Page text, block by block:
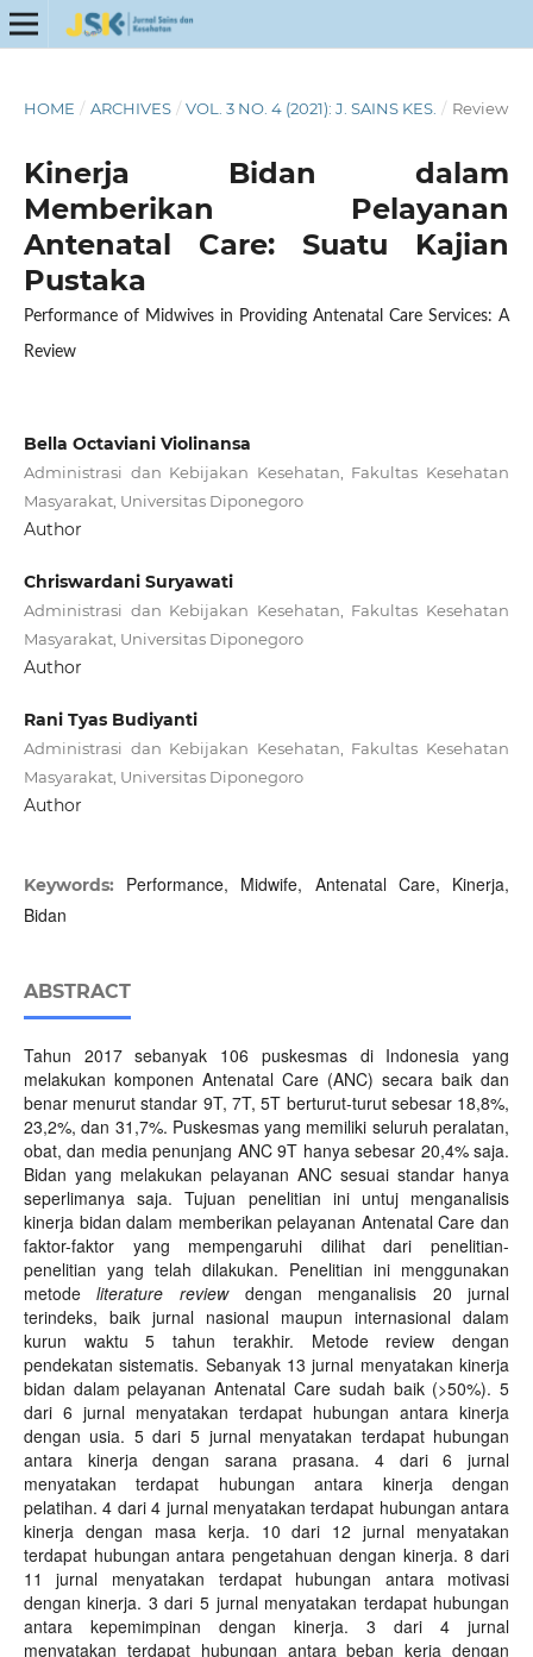
HOME / ARCHIVES / VOL. 3 NO. 4 (2021): J. SAINS KES. / Review
Kinerja Bidan dalam
Memberikan Pelayanan
Antenatal Care: Suatu Kajian
Pustaka
Performance of Midwives in Providing Antenatal Care Services: A
Review
Bella Octaviani Violinansa
Administrasi dan Kebijakan Kesehatan, Fakultas Kesehatan
Masyarakat, Universitas Diponegoro
Author
Chriswardani Suryawati
Administrasi dan Kebijakan Kesehatan, Fakultas Kesehatan
Masyarakat, Universitas Diponegoro
Author
Rani Tyas Budiyanti
Administrasi dan Kebijakan Kesehatan, Fakultas Kesehatan
Masyarakat, Universitas Diponegoro
Author
Keywords: Performance, Midwife, Antenatal Care, Kinerja,
Bidan
ABSTRACT
Tahun 2017 sebanyak 106 puskesmas di Indonesia yang
melakukan komponen Antenatal Care (ANC) secara baik dan
benar menurut standar 9T, 7T, 5T berturut-turut sebesar 18,8%,
23,2%, dan 31,7%. Puskesmas yang memiliki seluruh peralatan,
obat, dan media penunjang ANC 9T hanya sebesar 20,4% saja.
Bidan yang melakukan pelayanan ANC sesuai standar hanya
seperlimanya saja. Tujuan penelitian ini untuj menganalisis
kinerja bidan dalam memberikan pelayanan Antenatal Care dan
faktor-faktor yang mempengaruhi dilihat dari penelitian-
penelitian yang telah dilakukan. Penelitian ini menggunakan
metodeliterature reviewdengan menganalisis 20 jurnal
terindeks, baik jurnal nasional maupun internasional dalam
kurun waktu 5 tahun terakhir. Metode review dengan
pendekatan sistematis. Sebanyak 13 jurnal menyatakan kinerja
bidan dalam pelayanan Antenatal Care sudah baik (>50%). 5
dari 6 jurnal menyatakan terdapat hubungan antara kinerja
dengan usia. 5 dari 5 jurnal menyatakan terdapat hubungan
antara kinerja dengan sarana prasana. 4 dari 6 jurnal
menyatakan terdapat hubungan antara kinerja dengan
pelatihan. 4 dari 4 jurnal menyatakan terdapat hubungan antara
kinerja dengan masa kerja. 10 dari 12 jurnal menyatakan
terdapat hubungan antara pengetahuan dengan kinerja. 8 dari
11 jurnal menyatakan terdapat hubungan antara motivasi
dengan kinerja. 3 dari 5 jurnal menyatakan terdapat hubungan
antara kepemimpinan dengan kinerja. 3 dari 4 jurnal
menyatakan terdapat hubungan antara beban kerja dengan